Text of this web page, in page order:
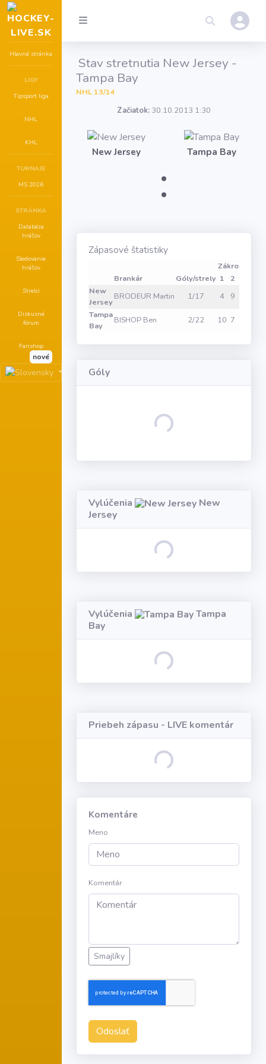
Hlavná stránka
LIGY
Tipsport liga
NHL
KHL
TURNAJE
MS 2026
STRÁNKA
Databáza
hráčov
Sledovanie
hráčov
Strelci
Diskusné
fórum
Fanshop
nové
Stav stretnutia New Jersey -
Tampa Bay
NHL 13/14
Začiatok: 30.10.2013 1:30
New Jersey
:
Tampa Bay
Zápasové štatistiky
Zákroky
Brankár
Góly/strely 1 2
New
Jersey
BRODEUR Martin 1/17 4 9
Tampa
Bay
BISHOP Ben 2/22 10 7
Góly
Loading...
Vylúčenia
New
Jersey
Loading...
Vylúčenia
Tampa
Bay
Loading...
Priebeh zápasu - LIVE komentár
Loading...
Komentáre
Meno
Komentár
Smajlíky
Odoslať